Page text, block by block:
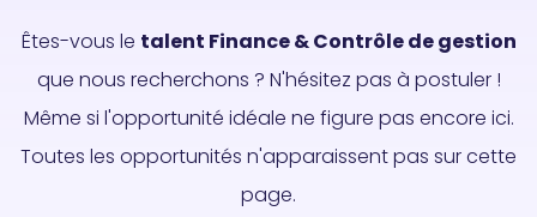
Êtes-vous le talent Finance & Contrôle de gestion
que nous recherchons ? N'hésitez pas à postuler !
Même si l'opportunité idéale ne figure pas encore ici.
Toutes les opportunités n'apparaissent pas sur cette
page.